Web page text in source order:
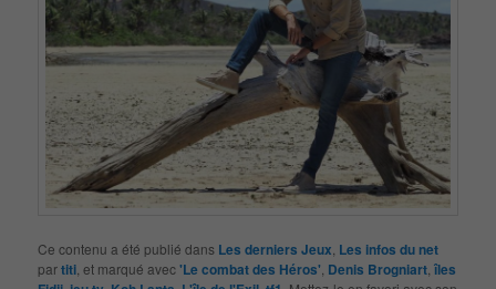
Ce contenu a été publié dans Les derniers Jeux, Les infos du net
partiti, et marqué avec'Le combat des Héros', Denis Brogniart,îles